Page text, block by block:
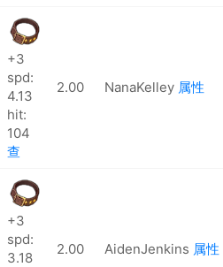
+3
spd:
4.13
hit:
104
查
2.00 NanaKelley 属性
+3
spd:
3.18
2.00 AidenJenkins 属性